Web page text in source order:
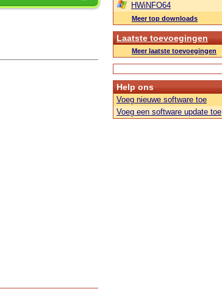
HWiNFO64
Meer top downloads
Laatste toevoegingen
Meer laatste toevoegingen
Help ons
Voeg nieuwe software toe
Voeg een software update toe